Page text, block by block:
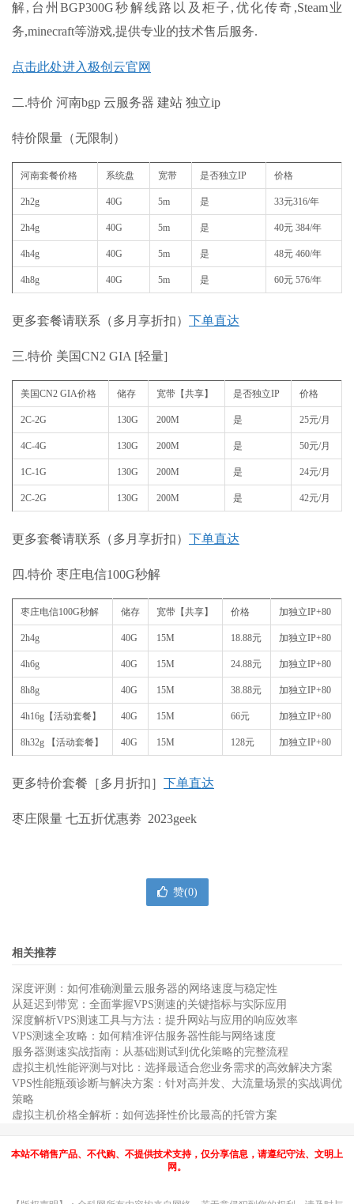
解,台州BGP300G秒解线路以及柜子,优化传奇,Steam业
务,minecraft等游戏,提供专业的技术售后服务.
点击此处进入极创云官网
二.特价 河南bgp 云服务器 建站 独立ip
特价限量（无限制）
河南套餐价格 系统盘 宽带 是否独立IP 价格
2h2g 40G 5m 是 33元316/年
2h4g 40G 5m 是 40元 384/年
4h4g 40G 5m 是 48元 460/年
4h8g 40G 5m 是 60元 576/年
更多套餐请联系（多月享折扣） 下单直达
三.特价 美国CN2 GIA [轻量]
美国CN2 GIA价格 储存 宽带【共享】 是否独立IP 价格
2C-2G 130G 200M 是 25元/月
4C-4G 130G 200M 是 50元/月
1C-1G 130G 200M 是 24元/月
2C-2G 130G 200M 是 42元/月
更多套餐请联系（多月享折扣） 下单直达
四.特价 枣庄电信100G秒解
枣庄电信100G秒解 储存 宽带【共享】 价格 加独立IP+80
2h4g 40G 15M 18.88元 加独立IP+80
4h6g 40G 15M 24.88元 加独立IP+80
8h8g 40G 15M 38.88元 加独立IP+80
4h16g【活动套餐】 40G 15M 66元 加独立IP+80
8h32g 【活动套餐】 40G 15M 128元 加独立IP+80
更多特价套餐［多月折扣］ 下单直达
枣庄限量 七五折优惠劵 2023geek
赞(0)
相关推荐
深度评测：如何准确测量云服务器的网络速度与稳定性
从延迟到带宽：全面掌握VPS测速的关键指标与实际应用
深度解析VPS测速工具与方法：提升网站与应用的响应效率
VPS测速全攻略：如何精准评估服务器性能与网络速度
服务器测速实战指南：从基础测试到优化策略的完整流程
虚拟主机性能评测与对比：选择最适合您业务需求的高效解决方案
VPS性能瓶颈诊断与解决方案：针对高并发、大流量场景的实战调优
策略
虚拟主机价格全解析：如何选择性价比最高的托管方案
本站不销售产品、不代购、不提供技术支持，仅分享信息，请遵纪守法、文明上
网。